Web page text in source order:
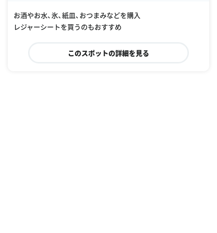
お酒やお水、氷、紙皿、おつまみなどを購入
レジャーシートを買うのもおすすめ
このスポットの詳細を見る